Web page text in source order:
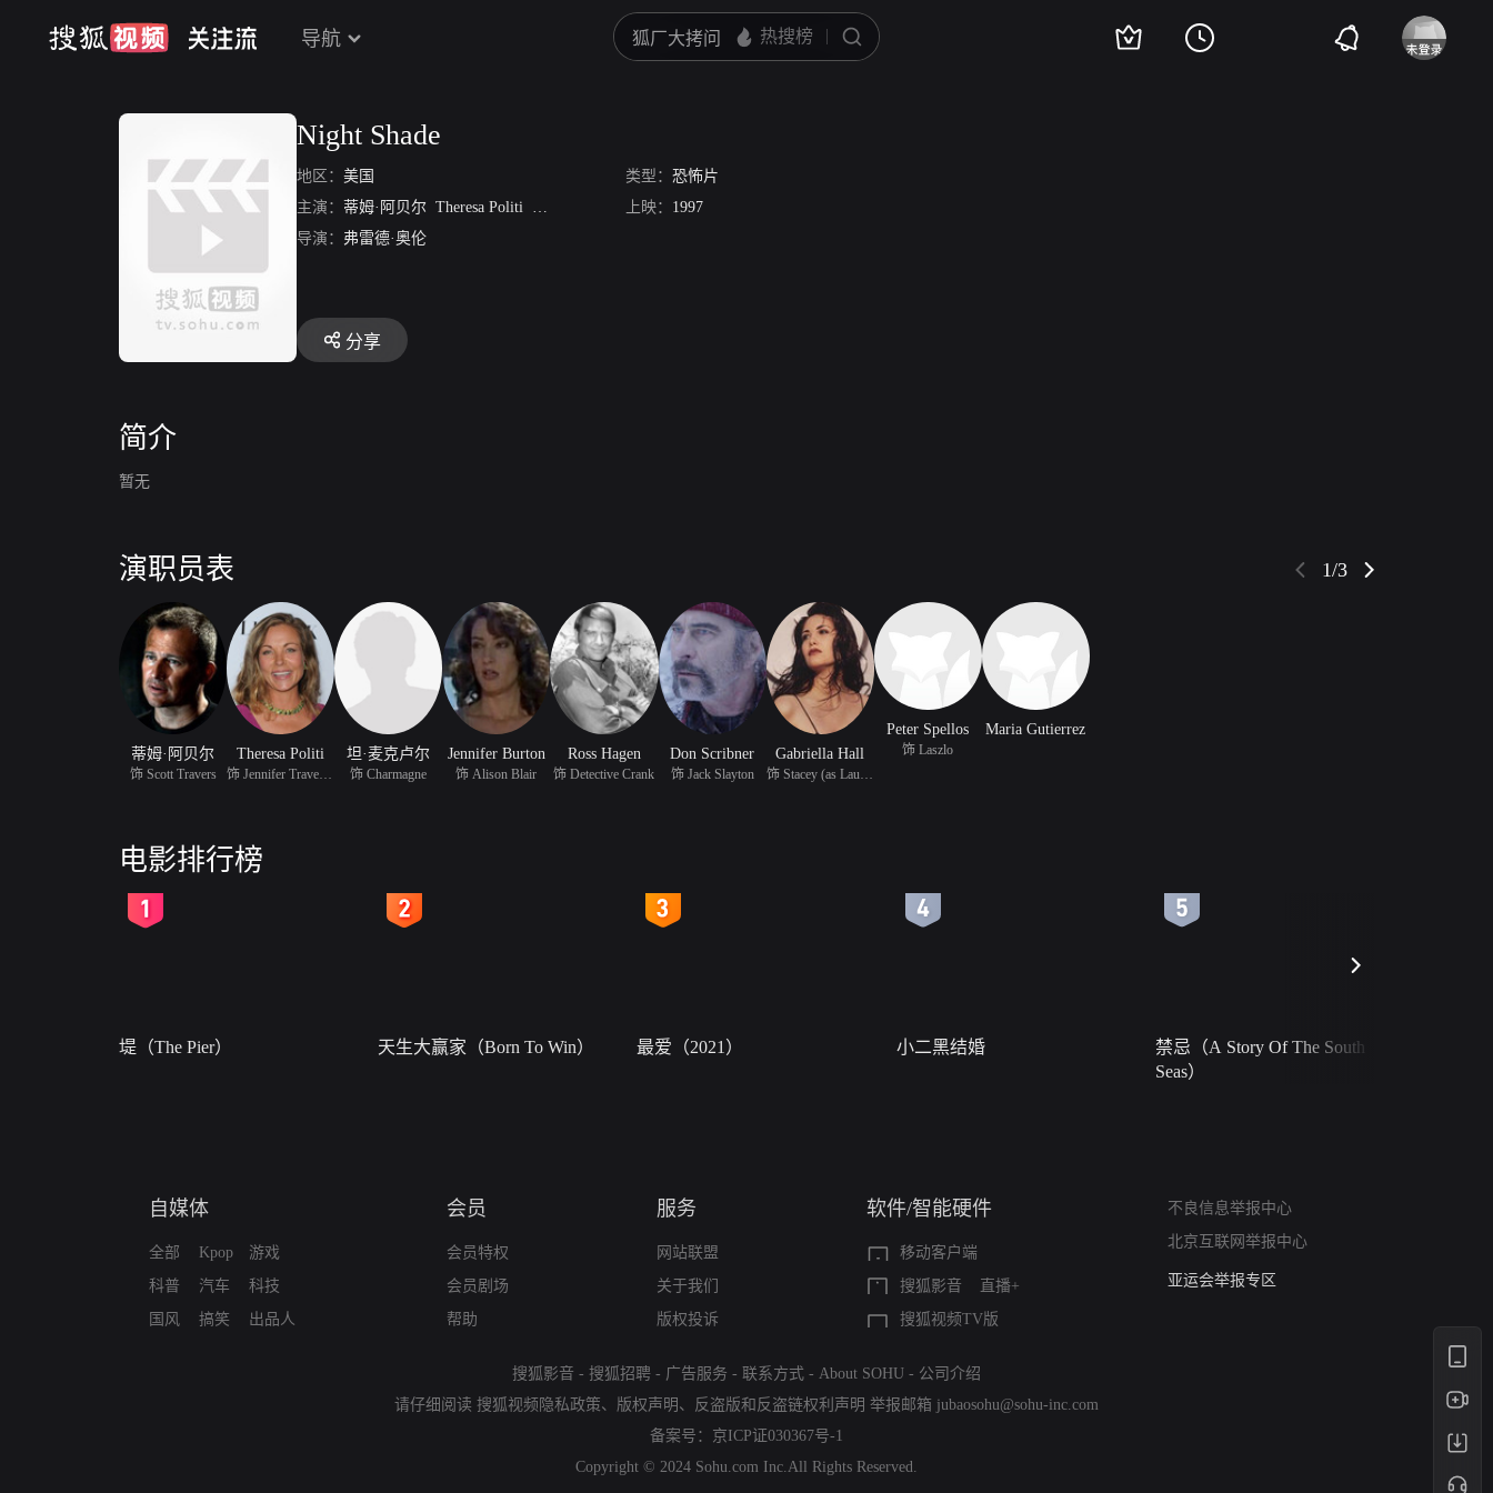
导航
Night Shade
地区： 美国 类型： 恐怖片
主演： 蒂姆·阿贝尔 Theresa Politi 坦·麦克卢尔 Jennifer Burton
上映： 1997
导演： 弗雷德·奥伦
分享
简介
暂无
演职员表 1/3
蒂姆·阿贝尔
饰 Scott Travers
Theresa Politi 坦·麦克卢尔
饰 Charmagne
Jennifer Burton
饰 Alison Blair
Ross Hagen
饰 Detective Crank
Don Scribner
饰 Jack Slayton
Gabriella Hall
Peter Spellos
饰 Laszlo
Maria Gutierrez
电影排行榜
堤（The Pier） 天生大赢家（Born To Win） 最爱（2021） 小二黑结婚
禁忌（A Story Of The South
Seas）
自媒体
全部
科普
国风
Kpop
汽车
搞笑
游戏
科技
出品人
会员
会员特权
会员剧场
帮助
服务
网站联盟
关于我们
版权投诉
软件/智能硬件
移动客户端
搜狐影音
直播+
搜狐视频TV版
不良信息举报中心
北京互联网举报中心
算法推荐专项举报
亚运会举报专区
搜狐影音 - 搜狐招聘 - 广告服务 - 联系方式 - About SOHU - 公司介绍
请仔细阅读 搜狐视频隐私政策、 版权声明 、 反盗版和反盗链权利声明 举报邮箱 jubaosohu@sohu-inc.com
备案号： 京ICP证030367号-1
Copyright © 2024 Sohu.com Inc.All Rights Reserved.